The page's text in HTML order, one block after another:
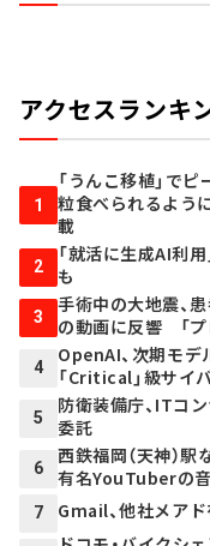
アクセスランキ
1
「うんこ移植」で
粒食べられるよ
載
2
「就活に生成AI利
も
3
手術中の大地震、
の動画に反響 「プ
4
OpenAI、次期モ
「Critical」級サイ
5
防衛装備庁、ITコ
委託
6
西鉄福岡（天神）
有名YouTuberの
7
Gmail、他社メア